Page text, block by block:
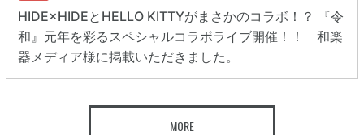
HIDE×HIDEとHELLO KITTYがまさかのコラボ！？ 『令
和』元年を彩るスペシャルコラボライブ開催！！ 和楽
器メディア様に掲載いただきました。
MORE